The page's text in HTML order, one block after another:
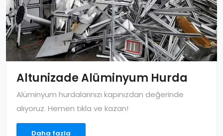
Altunizade Alüminyum Hurda
Alüminyum hurdalarınızı kapınızdan değerinde
alıyoruz. Hemen tıkla ve kazan!
Daha fazla